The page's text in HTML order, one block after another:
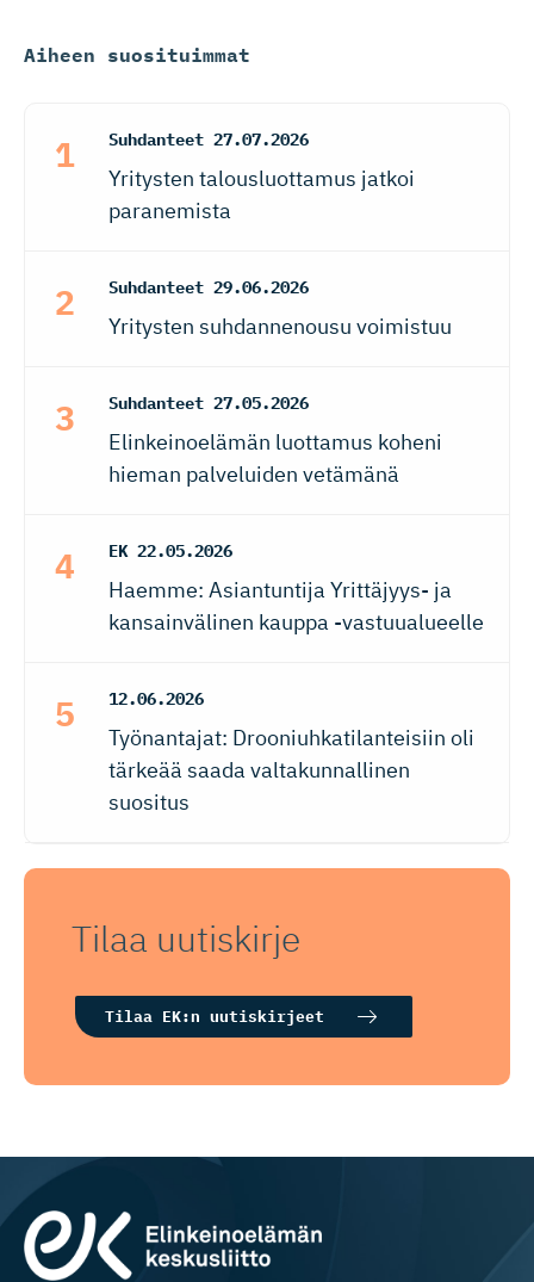
Aiheen suosituimmat
Suhdanteet 27.07.2026
Yritysten talousluottamus jatkoi
paranemista
Suhdanteet 29.06.2026
Yritysten suhdannenousu voimistuu
Suhdanteet 27.05.2026
Elinkeinoelämän luottamus koheni
hieman palveluiden vetämänä
EK 22.05.2026
Haemme: Asiantuntija Yrittäjyys- ja
kansainvälinen kauppa -vastuualueelle
12.06.2026
Työnantajat: Drooniuhkatilanteisiin oli
tärkeää saada valtakunnallinen
suositus
Tilaa uutiskirje
Tilaa EK:n uutiskirjeet